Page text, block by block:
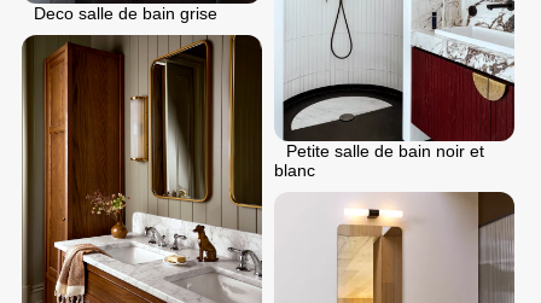
Deco salle de bain grise
Petite salle de bain noir et
blanc